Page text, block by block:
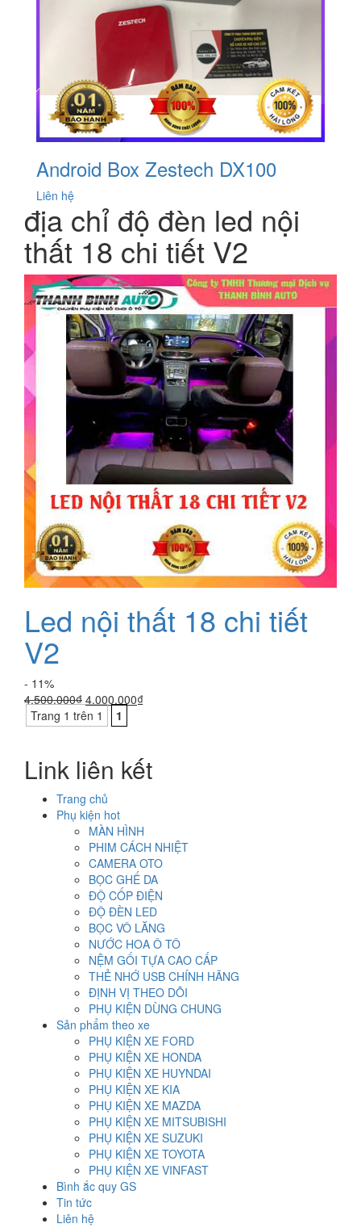
Android Box Zestech DX100
Liên hệ
địa chỉ độ đèn led nội
thất 18 chi tiết V2
Led nội thất 18 chi tiết
V2
- 11%
4.500.000₫ Giá
gốc
là:
4.000.000₫Giá
4.000.000₫.
Trang 1 trên 1 1
Link liên kết
Trang chủ
Phụ kiện hot
MÀN HÌNH
PHIM CÁCH NHIỆT
CAMERA OTO
BỌC GHẾ DA
ĐỘ CỐP ĐIỆN
ĐỘ ĐÈN LED
BỌC VÔ LĂNG
NƯỚC HOA Ô TÔ
NỆM GỐI TỰA CAO CẤP
THẺ NHỚ USB CHÍNH HÃNG
ĐỊNH VỊ THEO DÕI
PHỤ KIỆN DÙNG CHUNG
Sản phẩm theo xe
PHỤ KIỆN XE FORD
PHỤ KIỆN XE HONDA
PHỤ KIỆN XE HUYNDAI
PHỤ KIỆN XE KIA
PHỤ KIỆN XE MAZDA
PHỤ KIỆN XE MITSUBISHI
PHỤ KIỆN XE SUZUKI
PHỤ KIỆN XE TOYOTA
PHỤ KIỆN XE VINFAST
Bình ắc quy GS
Tin tức
Liên hệ